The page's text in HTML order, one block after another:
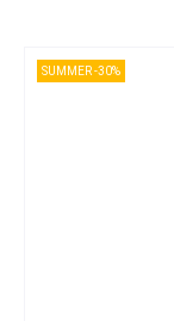
SUMMER -30%